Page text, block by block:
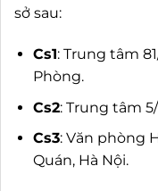
sở sau:
Cs1: Trung tâm
Phòng.
Cs2: Trung tâm
Cs3: Văn phòng
Quán, Hà Nội.